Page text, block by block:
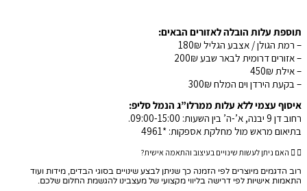
האם ניתן לעשות שינויים בעיצוב והתאמה אישית?
רוב הדגמים מיוצרים לפי הזמנה כך שניתן לבצע שינויים בסוגי הבדים, מידות ועוד
התאמות אישיות לפי דרישה בליווי מקצועי של מעצבינו להגשמת החלום שלכם.
תוספת עלות הובלה לאזורים הבאים:
– רמת הגולן / אצבע הגליל 180₪
– אזורים דרומית לבאר שבע 200₪
– אילת 450₪
– בקעת הירדן וים המלח 300₪
איסוף עצמי ללא עלות ממרלו”ג הנמל סליפ:
רחוב דן 9 יבנה, א’-ה’ בין השעות: 09:00-15:00.
בתיאום מראש מול מחלקת אספקות: *4961